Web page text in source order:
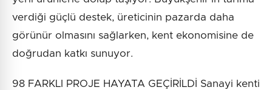
verdiği güçlü destek, üreticinin pazarda daha
görünür olmasını sağlarken, kent ekonomisine de
doğrudan katkı sunuyor.
98 FARKLI PROJE HAYATA GEÇİRİLDİ Sanayi kenti